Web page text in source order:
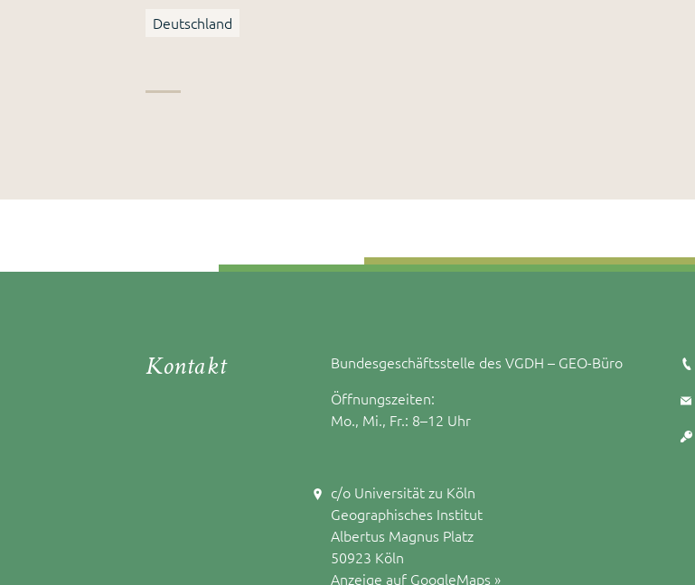
Deutschland
Kontakt
Bundesgeschäftsstelle des VGDH – GEO-Büro
Öffnungszeiten:
Mo., Mi., Fr.: 8–12 Uhr
c/o Universität zu Köln
Geographisches Institut
Albertus Magnus Platz
50923 Köln
Anzeige auf GoogleMaps »